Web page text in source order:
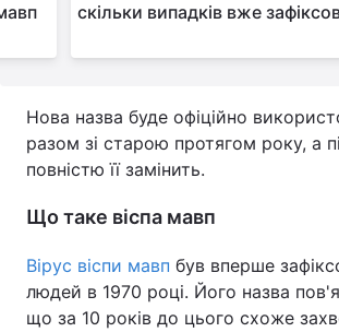
скільки випадків вже
Нова назва буде офіційно
разом зі старою протягом року, а
повністю її замінить.
Що таке віспа мавп
Вірус віспи мавп був вперше
людей в 1970 році. Його назва
що за 10 років до цього схоже